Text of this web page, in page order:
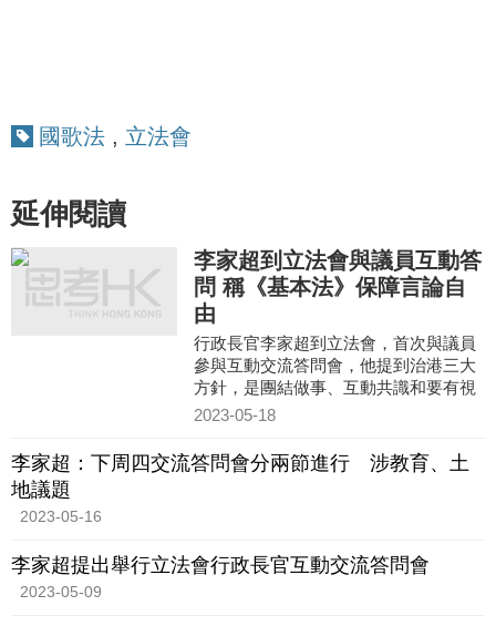
國歌法 , 立法會
延伸閱讀
李家超到立法會與議員互動答
問 稱《基本法》保障言論自
由
行政長官李家超到立法會，首次與議員
參與互動交流答問會，他提到治港三大
方針，是團結做事、互動共識和要有視
野高度，治港時要從大局觀、國家觀和
2023-05-18
李家超：下周四交流答問會分兩節進行 涉教育、土
地議題
2023-05-16
李家超提出舉行立法會行政長官互動交流答問會
2023-05-09